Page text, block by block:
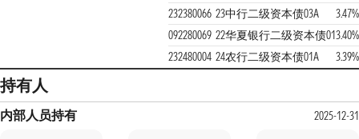
232380066 23中行二级资本债03A
3.47%
092280069 22华夏银行二级资本债013.40%
232480004 24农行二级资本债01A 3.39%
持有人
内部人员持有 2025-12-31